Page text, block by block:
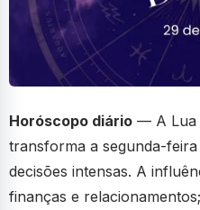
Horóscopo diário — A Lua
transforma a segunda-
decisões intensas. A
finanças e